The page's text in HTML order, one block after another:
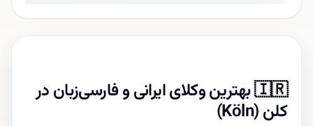
🇮🇷 بهترین وکلای ایرانی و فارسی‌زبان در
کلن (Köln)